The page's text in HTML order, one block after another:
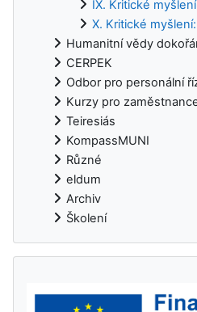
IX. Kritické
X. Kritické
Humanitní vědy
CERPEK
Odbor pro personální
Kurzy pro
Teiresiás
KompassMUNI
Různé
eldum
Archiv
Školení